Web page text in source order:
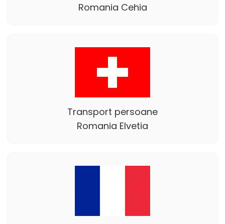
Romania Cehia
Transport persoane
Romania Elvetia